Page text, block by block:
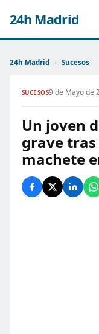
24h Madrid
24h Madrid › Sucesos
SUCESOS9 de Mayo de
Un joven
grave
machete